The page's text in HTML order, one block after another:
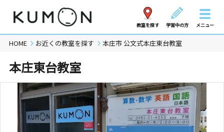
教室を探す 学習中の方 メニュー
HOME お近くの教室を探す 本庄市 公文式本庄東台教室
本庄東台教室